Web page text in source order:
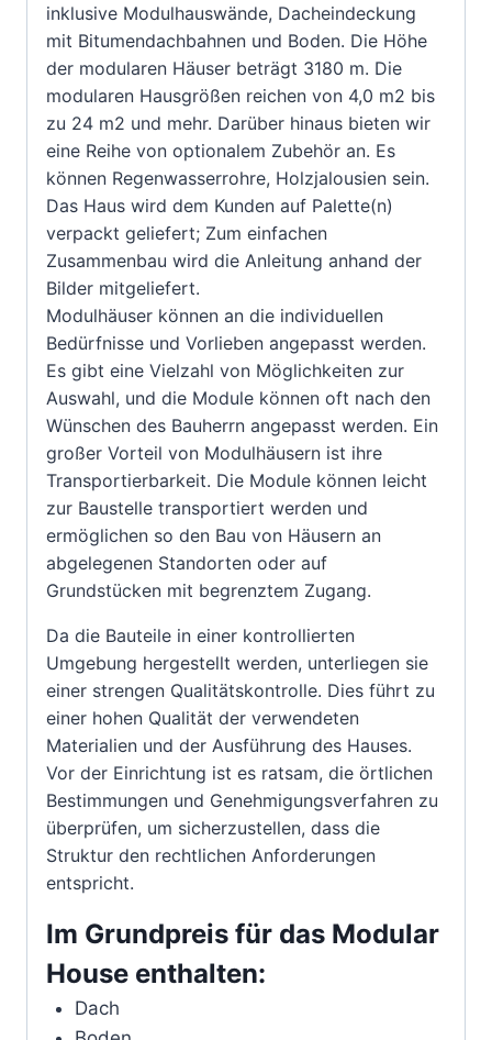
inklusive Modulhauswände, Dacheindeckung
mit Bitumendachbahnen und Boden. Die Höhe
der modularen Häuser beträgt 3180 m. Die
modularen Hausgrößen reichen von 4,0 m2 bis
zu 24 m2 und mehr. Darüber hinaus bieten wir
eine Reihe von optionalem Zubehör an. Es
können Regenwasserrohre, Holzjalousien sein.
Das Haus wird dem Kunden auf Palette(n)
verpackt geliefert; Zum einfachen
Zusammenbau wird die Anleitung anhand der
Bilder mitgeliefert.
Modulhäuser können an die individuellen
Bedürfnisse und Vorlieben angepasst werden.
Es gibt eine Vielzahl von Möglichkeiten zur
Auswahl, und die Module können oft nach den
Wünschen des Bauherrn angepasst werden. Ein
großer Vorteil von Modulhäusern ist ihre
Transportierbarkeit. Die Module können leicht
zur Baustelle transportiert werden und
ermöglichen so den Bau von Häusern an
abgelegenen Standorten oder auf
Grundstücken mit begrenztem Zugang.
Da die Bauteile in einer kontrollierten
Umgebung hergestellt werden, unterliegen sie
einer strengen Qualitätskontrolle. Dies führt zu
einer hohen Qualität der verwendeten
Materialien und der Ausführung des Hauses.
Vor der Einrichtung ist es ratsam, die örtlichen
Bestimmungen und Genehmigungsverfahren zu
überprüfen, um sicherzustellen, dass die
Struktur den rechtlichen Anforderungen
entspricht.
Im Grundpreis für das Modular
House enthalten:
Dach